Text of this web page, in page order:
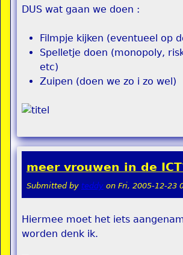
DUS wat gaan we doen :
Filmpje kijken (eventueel op
Spelletje doen (monopoly,
etc)
Zuipen (doen we zo i zo wel)
meer vrouwen in de
Submitted by teddy on Fri, 2005-12-23
Hiermee moet het iets
worden denk ik.